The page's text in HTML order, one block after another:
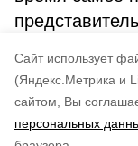
Cайт использует
(Яндекс.Метрика и
сайтом, Вы
персональных
немало
по